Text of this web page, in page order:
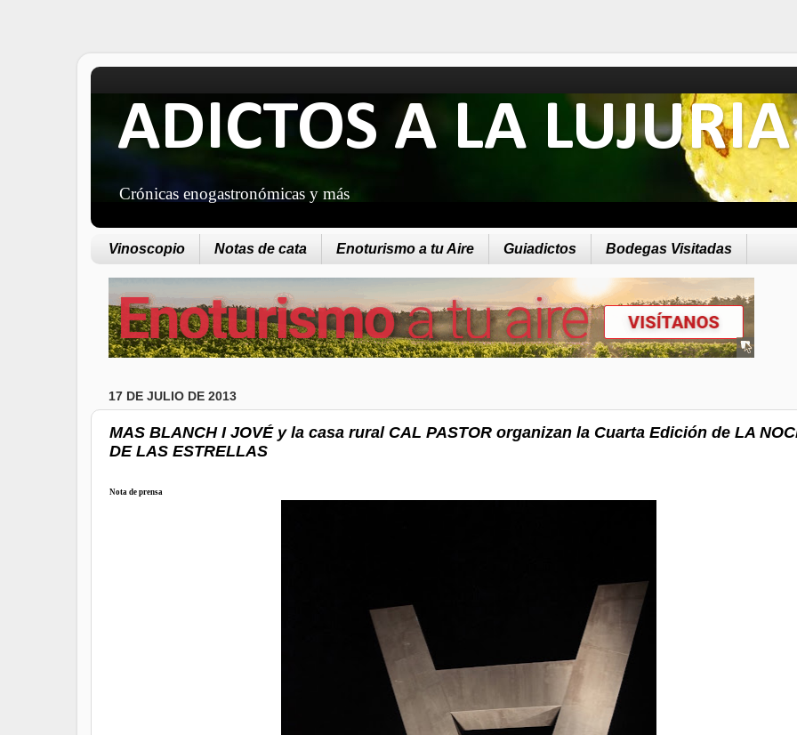
ADICTOS A LA LUJURIA
Crónicas enogastronómicas y más
Vinoscopio Notas de cata Enoturismo a tu Aire Guiadictos Bodegas Visitadas
17 DE JULIO DE 2013
MAS BLANCH I JOVÉ y la casa rural CAL PASTOR organizan la Cuarta Edición de LA
DE LAS ESTRELLAS
Nota de prensa